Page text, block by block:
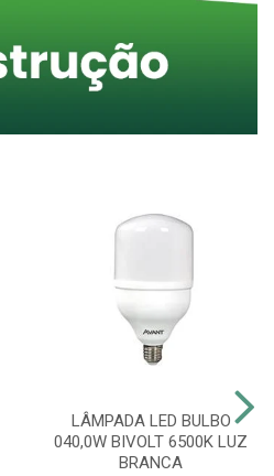
LÂMPADA LED BULBO
040,0W BIVOLT 6500K LUZ
BRANCA